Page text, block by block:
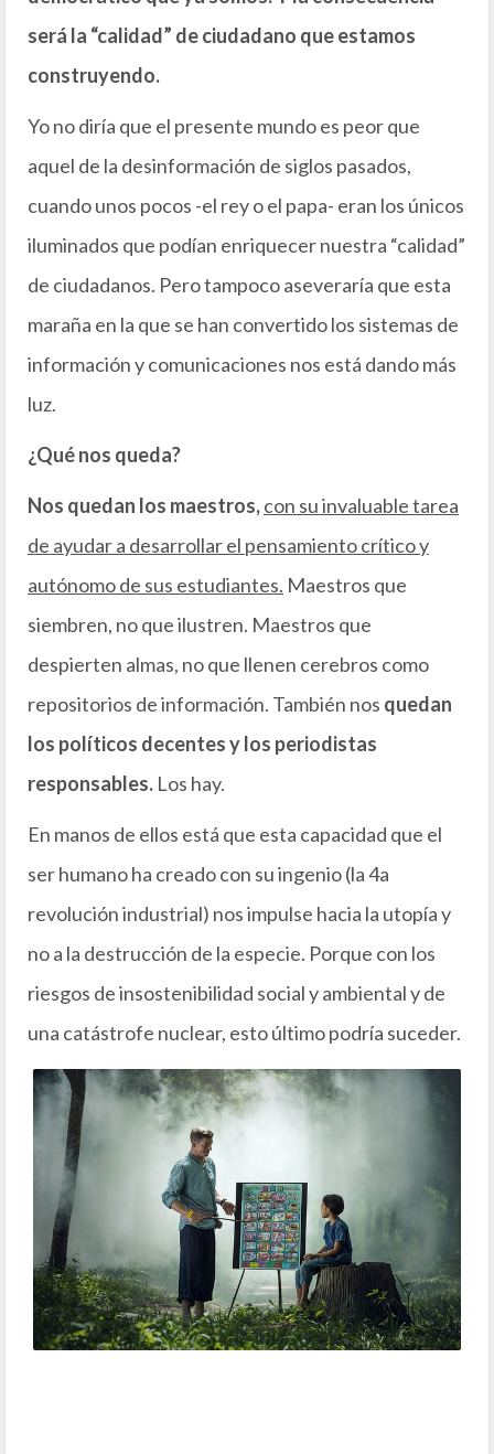
será la “calidad” de ciudadano que estamos
construyendo.
Yo no diría que el presente mundo es peor que
aquel de la desinformación de siglos pasados,
cuando unos pocos -el rey o el papa- eran los únicos
iluminados que podían enriquecer nuestra “calidad”
de ciudadanos. Pero tampoco aseveraría que esta
maraña en la que se han convertido los sistemas de
información y comunicaciones nos está dando más
luz.
¿Qué nos queda?
Nos quedan los maestros,con su invaluable tarea
de ayudar a desarrollar el pensamiento crítico y
autónomo de sus estudiantes. Maestros que
siembren, no que ilustren. Maestros que
despierten almas, no que llenen cerebros como
repositorios de información. También nos quedan
los políticos decentes y los periodistas
responsables. Los hay.
En manos de ellos está que esta capacidad que el
ser humano ha creado con su ingenio (la 4a
revolución industrial) nos impulse hacia la utopía y
no a la destrucción de la especie. Porque con los
riesgos de insostenibilidad social y ambiental y de
una catástrofe nuclear, esto último podría suceder.